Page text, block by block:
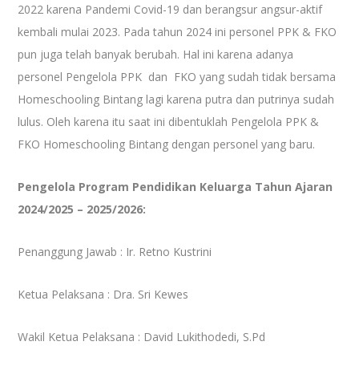
2022 karena Pandemi Covid-19 dan berangsur angsur-aktif
kembali mulai 2023. Pada tahun 2024 ini personel PPK & FKO
pun juga telah banyak berubah. Hal ini karena adanya
personel Pengelola PPK dan FKO yang sudah tidak bersama
Homeschooling Bintang lagi karena putra dan putrinya sudah
lulus. Oleh karena itu saat ini dibentuklah Pengelola PPK &
FKO Homeschooling Bintang dengan personel yang baru.
Pengelola Program Pendidikan Keluarga Tahun Ajaran
2024/2025 – 2025/2026:
Penanggung Jawab : Ir. Retno Kustrini
Ketua Pelaksana : Dra. Sri Kewes
Wakil Ketua Pelaksana : David Lukithodedi, S.Pd